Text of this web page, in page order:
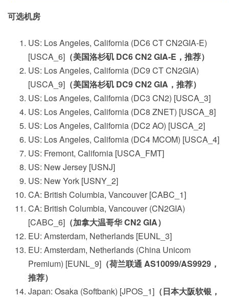
可选机房
US: Los Angeles, California (DC6 CT CN2GIA-E)
[USCA_6] （美国洛杉矶 DC6 CN2 GIA-E，推荐）
US: Los Angeles, California (DC9 CT CN2GIA)
[USCA_9] （美国洛杉矶 DC9 CN2 GIA，推荐）
US: Los Angeles, California (DC3 CN2) [USCA_3]
US: Los Angeles, California (DC8 ZNET) [USCA_8]
US: Los Angeles, California (DC2 AO) [USCA_2]
US: Los Angeles, California (DC4 MCOM) [USCA_4]
US: Fremont, California [USCA_FMT]
US: New Jersey [USNJ]
US: New York [USNY_2]
CA: British Columbia, Vancouver [CABC_1]
CA: British Columbia, Vancouver (CN2GIA)
[CABC_6] （加拿大温哥华 CN2 GIA）
EU: Amsterdam, Netherlands [EUNL_3]
EU: Amsterdam, Netherlands (China Unicom
Premium) [EUNL_9] （荷兰联通 AS10099/AS9929，
推荐）
Japan: Osaka (Softbank) [JPOS_1] （日本大阪软银，